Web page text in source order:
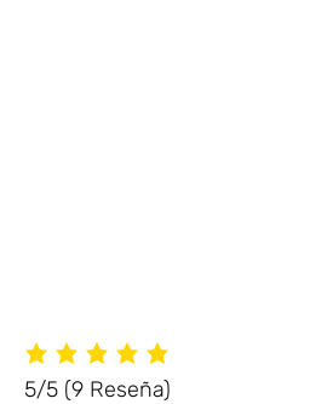
5/5 (9 Reseña)